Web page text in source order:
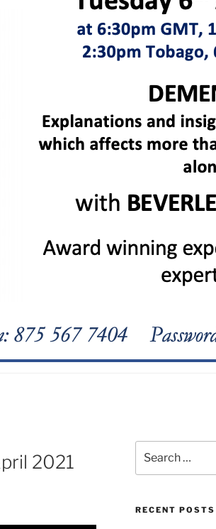
2021
RECENT POSTS